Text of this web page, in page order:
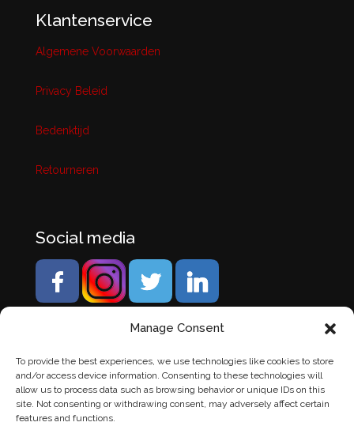
Manage Consent
To provide the best experiences, we use technologies like cookies to store
and/or access device information. Consenting to these technologies will
allow us to process data such as browsing behavior or unique IDs on this
site. Not consenting or withdrawing consent, may adversely affect certain
features and functions.
Klantenservice
Algemene Voorwaarden
Privacy Beleid
Bedenktijd
Retourneren
Social media